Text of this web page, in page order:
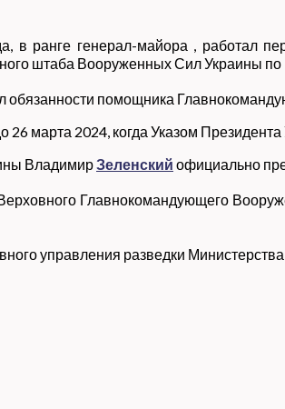
в ранге генерал-майора , работал
штаба Вооруженных Сил Украины по
обязанности помощника
26 марта 2024, когда Указом
ВладимирЗеленский официально
Главнокомандующего
управления разведки